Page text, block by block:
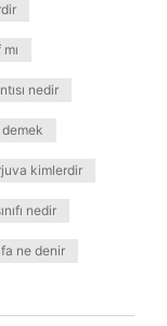
nedir
kimlerdir
nedir
ne denir